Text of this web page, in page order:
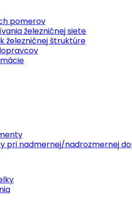
pomerov
železničnej siete
železničnej štruktúre
pri nadmernej/nadrozmernej